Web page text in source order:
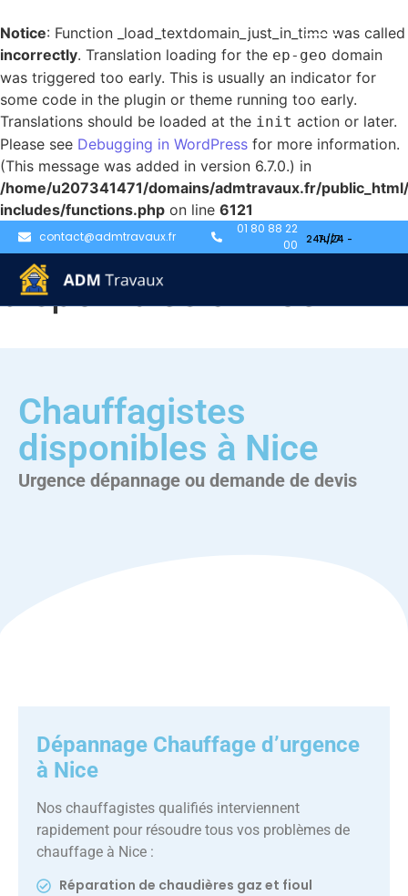
Notice: Function _load_textdomain_just_in_time was called
incorrectly. Translation loading for the ep-geo domain
was triggered too early. This is usually an indicator for
some code in the plugin or theme running too early.
Translations should be loaded at the init action or later.
Please see Debugging in WordPress for more information.
(This message was added in version 6.7.0.) in
/home/u207341471/domains/admtravaux.fr/
includes/functions.php on line 6121
contact@admtravaux.fr
01 80 88 22
00
Chauffagistes
disponibles à Nice
Chauffagistes
disponibles à Nice
Urgence dépannage ou demande de devis
Dépannage Chauffage d’urgence
à Nice
Nos chauffagistes qualifiés interviennent
rapidement pour résoudre tous vos problèmes de
chauffage à Nice :
Réparation de chaudières gaz et fioul